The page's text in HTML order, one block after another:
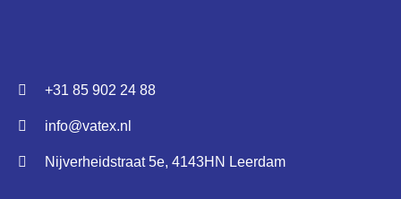
+31 85 902 24 88
info@vatex.nl
Nijverheidstraat 5e, 4143HN Leerdam